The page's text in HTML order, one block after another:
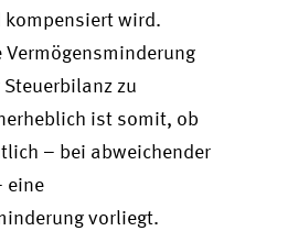
kompensiert wird.
Vermögensminderung
zu
ist somit, ob
– bei abweichender
eine
vorliegt.